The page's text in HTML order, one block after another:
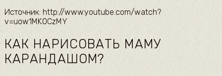
Источник: http://www.youtube.com/watch?
v=uow1MK0CzMY
КАК НАРИСОВАТЬ МАМУ
КАРАНДАШОМ?